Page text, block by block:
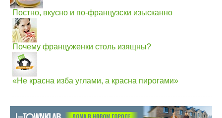
Постно, вкусно и по-французски изысканно
Почему француженки столь изящны?
«Не красна изба углами, а красна пирогами»